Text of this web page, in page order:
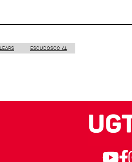
ESCUDOSOCIAL